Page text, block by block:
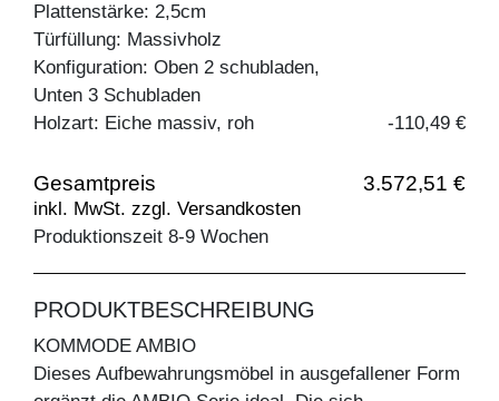
Plattenstärke: 2,5cm
Türfüllung: Massivholz
Konfiguration: Oben 2 schubladen,
Unten 3 Schubladen
Holzart: Eiche massiv, roh
-110,49 €
Gesamtpreis 3.572,51 €
inkl. MwSt. zzgl. Versandkosten
Produktionszeit 8-9 Wochen
PRODUKTBESCHREIBUNG
KOMMODE AMBIO
Dieses Aufbewahrungsmöbel in ausgefallener Form